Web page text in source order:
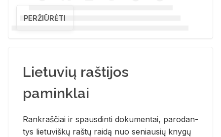
PERŽIŪRĖTI
Lietuvių raštijos
paminklai
Rank­raš­čiai ir spaus­din­ti do­ku­men­tai, pa­ro­dan­
tys lie­tu­viš­kų raš­tų rai­dą nuo se­niau­sių kny­gų